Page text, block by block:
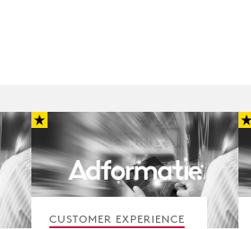
CUSTOMER EXPERIENCE